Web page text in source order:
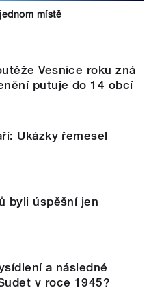
místě
Vesnice roku zná
putuje do 14 obcí
Ukázky řemesel
byli úspěšní jen
a následné
v roce 1945?